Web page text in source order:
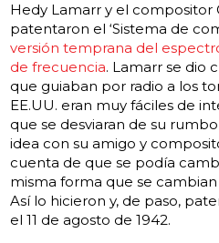
Hedy Lamarr y el compositor
patentaron el ‘Sistema de
versión temprana del
de frecuencia. Lamarr se dio
que guiaban por radio a los
EE.UU. eran muy fáciles de
que se desviaran de su
idea con su amigo y
cuenta de que se podía
misma forma que se
Así lo hicieron y, de paso,
el 11 de agosto de 1942.